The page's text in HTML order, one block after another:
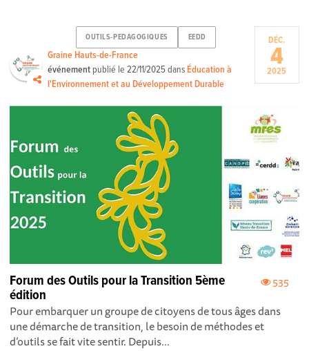
OUTILS-PEDAGOGIQUES EEDD
Graine Hauts-de-France
événement publié le22/11/2025dans Éducation à
l'Environnement et au Développement Durable
DÉC.
4
2025
535
Forum des Outils pour la Transition 5ème
édition
Pour embarquer un groupe de citoyens de tous âges dans
une démarche de transition, le besoin de méthodes et
d’outils se fait vite sentir. Depuis...